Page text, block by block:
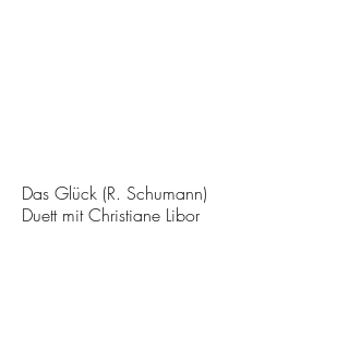
Das Glück (R. Schumann)
Duett mit Christiane Libor